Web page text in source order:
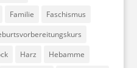
Familie
Faschismus
Harz
Hebamme